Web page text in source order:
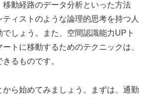
移動経路のデータ分析といった方法
ィストのような論理的思考を持つ人
しょう。また、空間認識能力UPト
トに移動するためのテクニックは、
るものです。
ら始めてみましょう。まずは、通勤